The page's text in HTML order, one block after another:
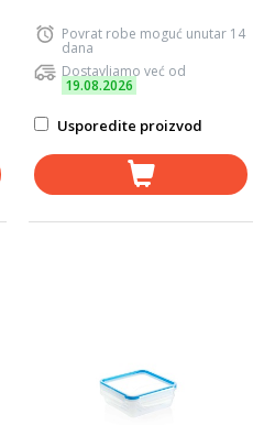
Povrat robe moguć unutar 14
dana
Dostavljamo već od
19.08.2026
Usporedite proizvod